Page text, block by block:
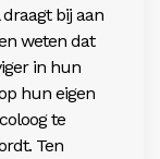
bij aan
weten dat
in hun
hun eigen
te
Ten